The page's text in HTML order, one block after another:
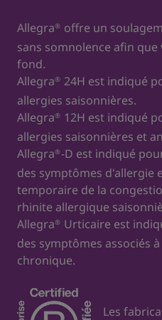
Allegra® offre un
sans somnolence afin que
fond.
Allegra® 24H est indiqué
allergies saisonnières.
Allegra® 12H est indiqué
allergies saisonnières et
Allegra®-D est indiqué
des symptômes d'allergie
temporaire de la
rhinite allergique
Allegra® Urticaire est
des symptômes associés
chronique.
Les